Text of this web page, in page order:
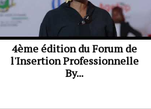
4ème édition du Forum de
l'Insertion Professionnelle
By...